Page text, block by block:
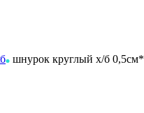
шнурок круглый х/б